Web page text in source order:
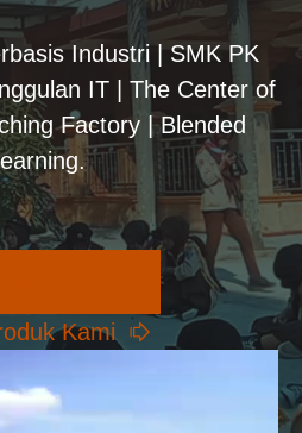
Industri | SMK PK
IT | The Center of
Factory | Blended
Kami